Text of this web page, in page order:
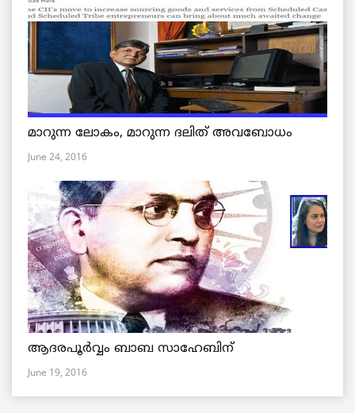
മാറുന്ന ലോകം, മാറുന്ന ദലിത് അവബോധം
June 24, 2016
ആദരപൂര്‍വ്വം ബാബ സാഹേബിന്
June 19, 2016